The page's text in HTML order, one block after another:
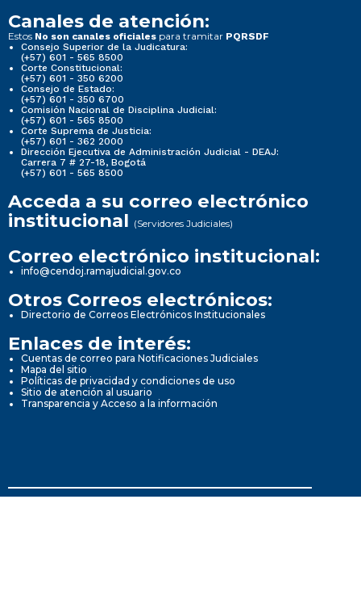
Canales de atención:
Estos No son canales oficiales para tramitar PQRSDF
Consejo Superior de la Judicatura:
(+57) 601 - 565 8500
Corte Constitucional:
(+57) 601 - 350 6200
Consejo de Estado:
(+57) 601 - 350 6700
Comisión Nacional de Disciplina Judicial:
(+57) 601 - 565 8500
Corte Suprema de Justicia:
(+57) 601 - 362 2000
Dirección Ejecutiva de Administración Judicial - DEAJ:
Carrera 7 # 27-18, Bogotá
(+57) 601 - 565 8500
Acceda a su correo electrónico
institucional (Servidores Judiciales)
Correo electrónico institucional:
info@cendoj.ramajudicial.gov.co
Otros Correos electrónicos:
Directorio de Correos Electrónicos Institucionales
Enlaces de interés:
Cuentas de correo para Notificaciones Judiciales
Mapa del sitio
Políticas de privacidad y condiciones de uso
Sitio de atención al usuario
Transparencia y Acceso a la información